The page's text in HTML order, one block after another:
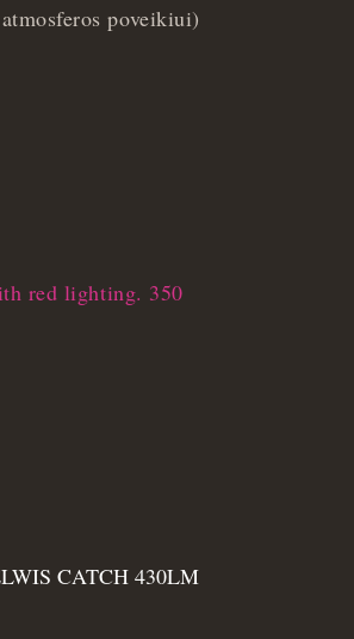
poveikiui)
red lighting. 350
CATCH 430LM